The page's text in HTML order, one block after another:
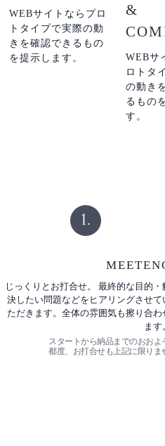
WEBサイトならプロ
トタイプで実際の動
きを確認できるもの
を提示します。
&
WEBサ
ロトタ
の動き
るもの
す。
1.
じっくりとお打合せ。 最終的な目的・
決したい問題などをヒアリングさせて
ただきます。全体の雰囲気も擦り合わ
ます
スタートから納品までのおおよ
都度、お打合せも上記に限りま